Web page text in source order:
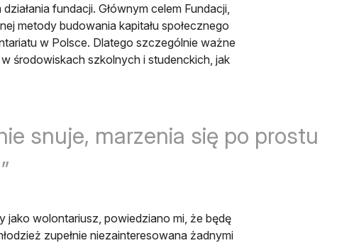
fundacji. Głównym celem Fundacji,
metody budowania kapitału społecznego
w Polsce. Dlatego szczególnie ważne
środowiskach szkolnych i studenckich, jak
snuje, marzenia się po prostu
jako wolontariusz, powiedziano mi, że będę
zupełnie niezainteresowana żadnymi